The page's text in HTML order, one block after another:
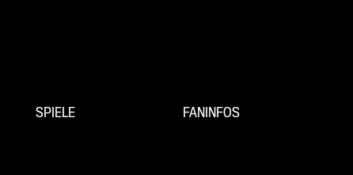
SPIELE FANINFOS